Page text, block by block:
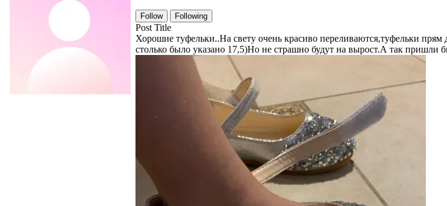
Follow Following
Post Title
Хорошие туфельки..На свету очень красиво переливаются,туфельки
столько было указано 17,5)Но не страшно будут на вырост.А так пришли